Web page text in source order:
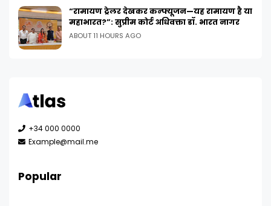
“रामायण ट्रेलर देखकर कन्फ्यूजन—यह रामायण है या
महाभारत?”: सुप्रीम कोर्ट अधिवक्ता डॉ. भारत नागर
ABOUT 11 HOURS AGO
+34 000 0000
Example@mail.me
Popular